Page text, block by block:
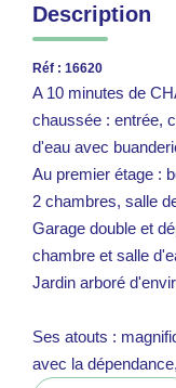
Description
Réf : 16620
A 10 minutes de
chaussée : entrée,
d'eau avec
Au premier étage :
2 chambres, salle
Garage double et
chambre et salle
Jardin arboré
Ses atouts :
avec la